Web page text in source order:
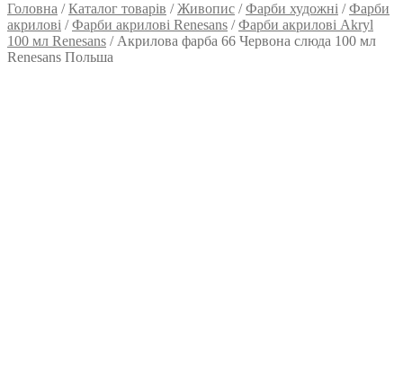
Головна /Каталог товарів /Живопис /Фарби художні /Фарби
акрилові /Фарби акрилові Renesans /Фарби акрилові Akryl
100 мл Renesans / Акрилова фарба 66 Червона слюда 100 мл
Renesans Польша